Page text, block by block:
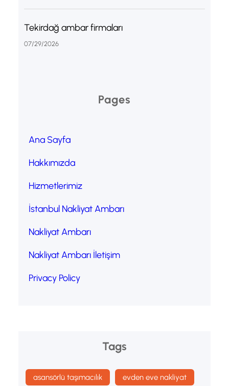
Tekirdağ ambar firmaları
07/29/2026
Pages
Ana Sayfa
Hakkımızda
Hizmetlerimiz
İstanbul Nakliyat Ambarı
Nakliyat Ambarı
Nakliyat Ambarı İletişim
Privacy Policy
Tags
asansörlü taşımacılık evden eve nakliyat